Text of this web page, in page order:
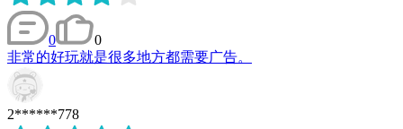
0
0
非常的好玩就是很多地方都需要广告。
2******778